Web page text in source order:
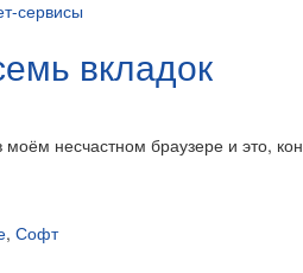
сервисы
вкладок
несчастном браузере и это,
, Софт